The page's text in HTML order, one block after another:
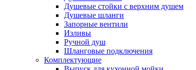
Душевые стойки с верхним душем
Душевые шланги
Запорные вентили
Изливы
Ручной душ
Шланговые подключения
Комплектующие